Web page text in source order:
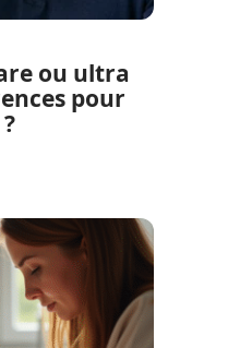
ou ultra
pour